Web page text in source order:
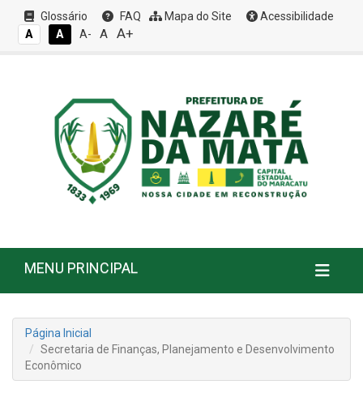
Glossário FAQ Mapa do Site
Acessibilidade
A
A A- A A+
MENU PRINCIPAL
Página Inicial
Secretaria de Finanças, Planejamento e Desenvolvimento
Econômico